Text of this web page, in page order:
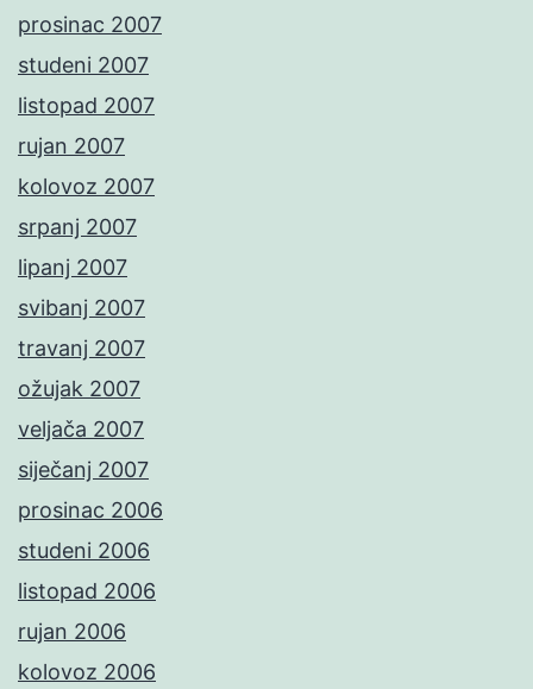
prosinac 2007
studeni 2007
listopad 2007
rujan 2007
kolovoz 2007
srpanj 2007
lipanj 2007
svibanj 2007
travanj 2007
ožujak 2007
veljača 2007
siječanj 2007
prosinac 2006
studeni 2006
listopad 2006
rujan 2006
kolovoz 2006